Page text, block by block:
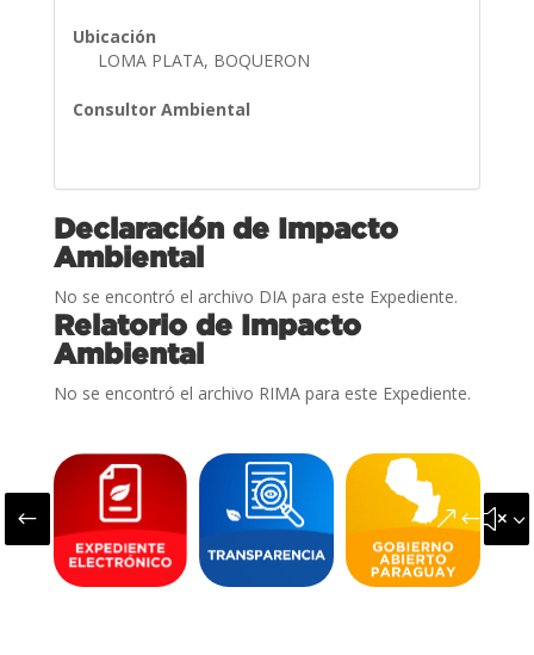
Ubicación
LOMA PLATA, BOQUERON
Consultor Ambiental
Declaración de Impacto
Ambiental
No se encontró el archivo DIA para este Expediente.
Relatorio de Impacto
Ambiental
No se encontró el archivo RIMA para este Expediente.
#